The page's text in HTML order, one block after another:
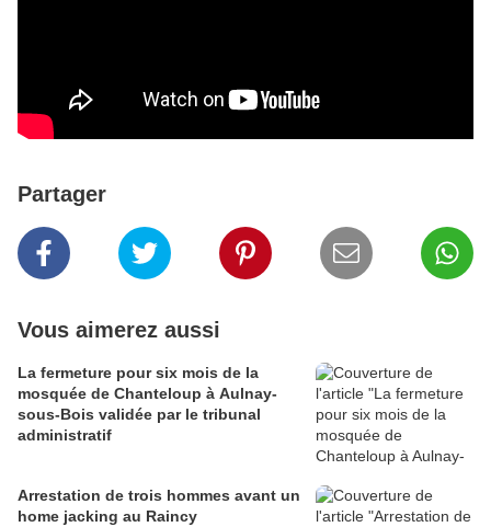
Partager
Vous aimerez aussi
La fermeture pour six mois de la
mosquée de Chanteloup à Aulnay-
sous-Bois validée par le tribunal
administratif
Arrestation de trois hommes avant un
home jacking au Raincy